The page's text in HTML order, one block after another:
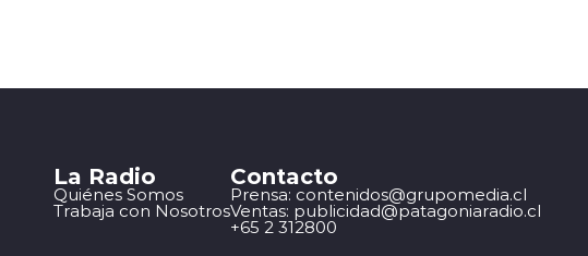
La Radio
Quiénes Somos
Trabaja con Nosotros
Contacto
Prensa: contenidos@grupomedia.cl
Ventas: publicidad@patagoniaradio.cl
+65 2 312800